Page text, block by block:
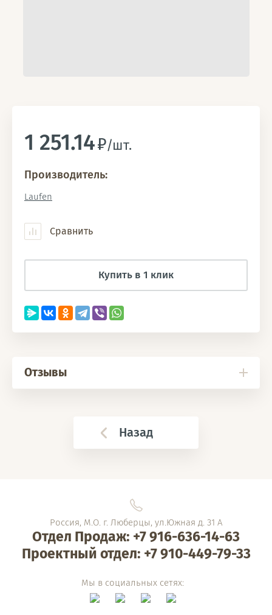
1 251.14 /шт.
Производитель:
Laufen
Сравнить
Купить в 1 клик
Отзывы
Назад
Россия, М.О. г. Люберцы, ул.Южная д. 31 А
Отдел Продаж: +7 916-636-14-63
Проектный отдел: +7 910-449-79-33
Мы в социальных сетях: